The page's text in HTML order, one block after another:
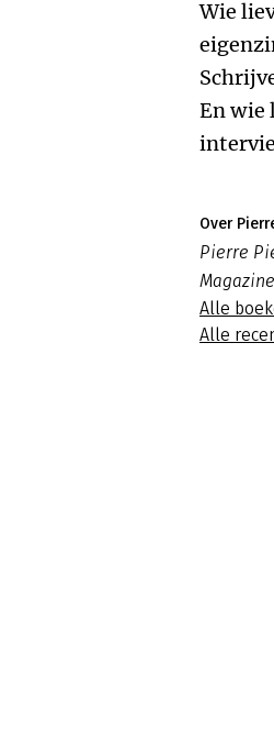
Wie
En wie
Over
Pierre
Alle
Alle